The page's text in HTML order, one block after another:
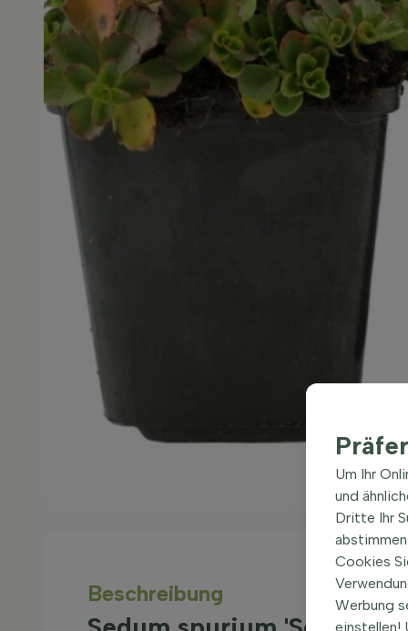
Beschreibung
Um Ihr
und
Dritte Ihr
Cookies
Werbung
einstellen!